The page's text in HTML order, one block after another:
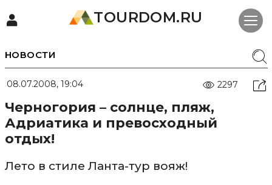
TOURDOM.RU
НОВОСТИ
08.07.2008, 19:04 2297
Черногория – солнце, пляж,
Адриатика и превосходный
отдых!
Лето в стиле Ланта-тур вояж!